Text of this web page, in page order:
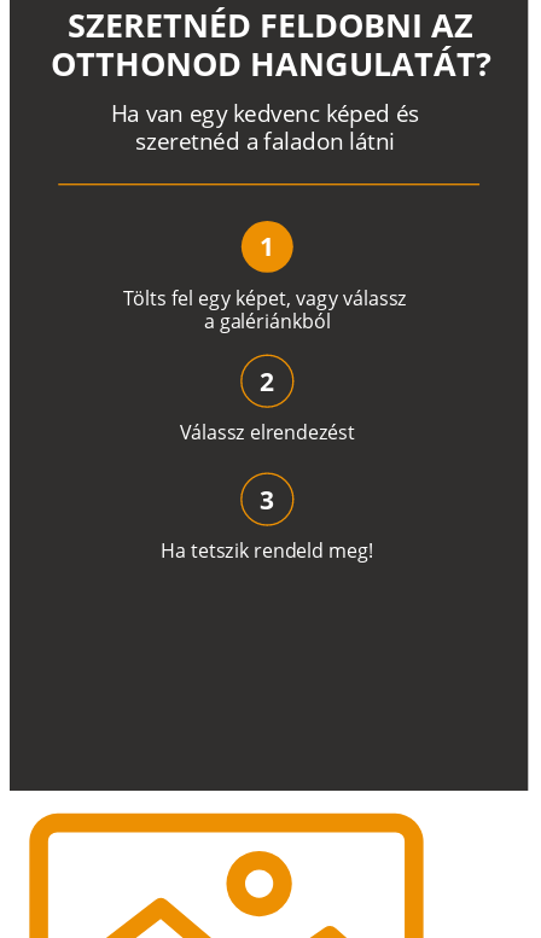
Tölts fel egy képet, vagyválassz
a galériánkból
Ha van egy kedvenc képed és
szeretnéd a faladon látni
SZERETNÉD FELDOBNI AZ
OTTHONOD HANGULATÁT?
1
Válassz elrendezést
2
Ha tetszik rendeld meg!
3